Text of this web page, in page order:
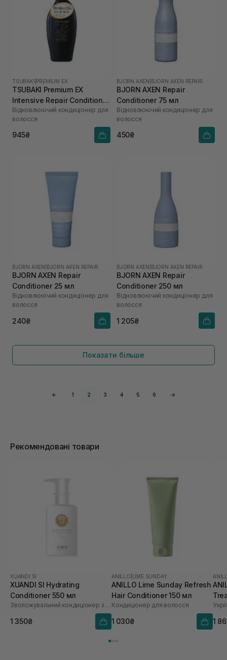
TSUBAKI PREMIUM EX
TSUBAKI Premium EX
Intensive Repair Conditioner
450 мл
Відновлюючий кондиціонер для
волосся
945₴
BJORN AXEN BJORN AXEN REPAIR
BJORN AXEN Repair
Conditioner 75 мл
Відновлюючий кондиціонер для
волосся
450₴
BJORN AXEN BJORN AXEN REPAIR
BJORN AXEN Repair
Conditioner 25 мл
Відновлюючий кондиціонер для
волосся
240₴
BJORN AXEN BJORN AXEN REPAIR
BJORN AXEN Repair
Conditioner 250 мл
Відновлюючий кондиціонер для
волосся
1 205₴
Показати більше
← 1 2 3 4 5 6 →
Рекомендовані товари
XUANDI SI
XUANDI SI Hydrating
Conditioner 550 мл
Зволожувальний кондиціонер з екстрактом зерна
1 350₴
ANILLO LIME SUNDAY
ANILLO Lime Sunday Refresh
Hair Conditioner 150 мл
Кондиціонер для волосся
1 030₴ 1